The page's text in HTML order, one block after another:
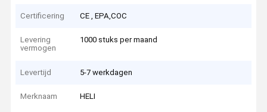
Certificering CE , EPA,COC
Levering
vermogen
1000 stuks per maand
Levertijd 5-7 werkdagen
Merknaam HELI